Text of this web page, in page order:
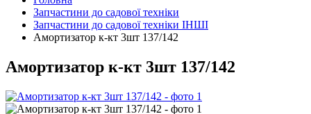
Запчастини до садової техніки
Запчастини до садової техніки ІНШІ
Амортизатор к-кт 3шт 137/142
Амортизатор к-кт 3шт 137/142